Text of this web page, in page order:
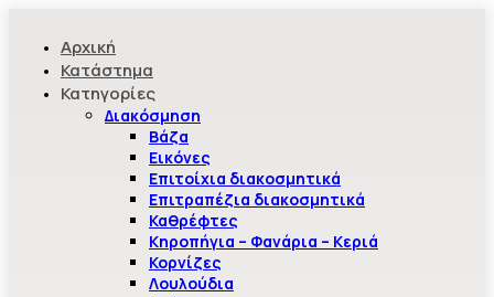
Αρχική
Κατάστημα
Κατηγορίες
Διακόσμηση
Βάζα
Εικόνες
Επιτοίχια διακοσμητικά
Επιτραπέζια διακοσμητικά
Καθρέφτες
Κηροπήγια – Φανάρια – Κεριά
Κορνίζες
Λουλούδια